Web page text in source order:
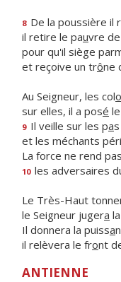
8 De la poussière il
il retire le pauvre
pour qu'il siège
et reçoive un trône
Au Seigneur, les colo
sur elles, il a posé
9 Il veille sur les pa
et les méchants
La force ne rend
10 les adversaires
Le Très-Haut
le Seigneur jugera
Il donnera la puissa
il relèvera le front
ANTIENNE